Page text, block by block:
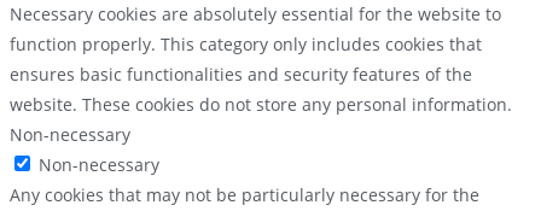
Necessary cookies are absolutely essential for the website to
function properly. This category only includes cookies that
ensures basic functionalities and security features of the
website. These cookies do not store any personal information.
Non-necessary
Non-necessary
Any cookies that may not be particularly necessary for the